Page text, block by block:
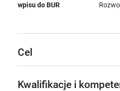
wpisu do BUR
Cel
Kwalifikacje i